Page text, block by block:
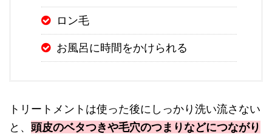
ロン毛
お風呂に時間をかけられる
トリートメントは使った後にしっかり洗い流さない
と、 頭皮のベタつきや毛穴のつまりなどにつながり